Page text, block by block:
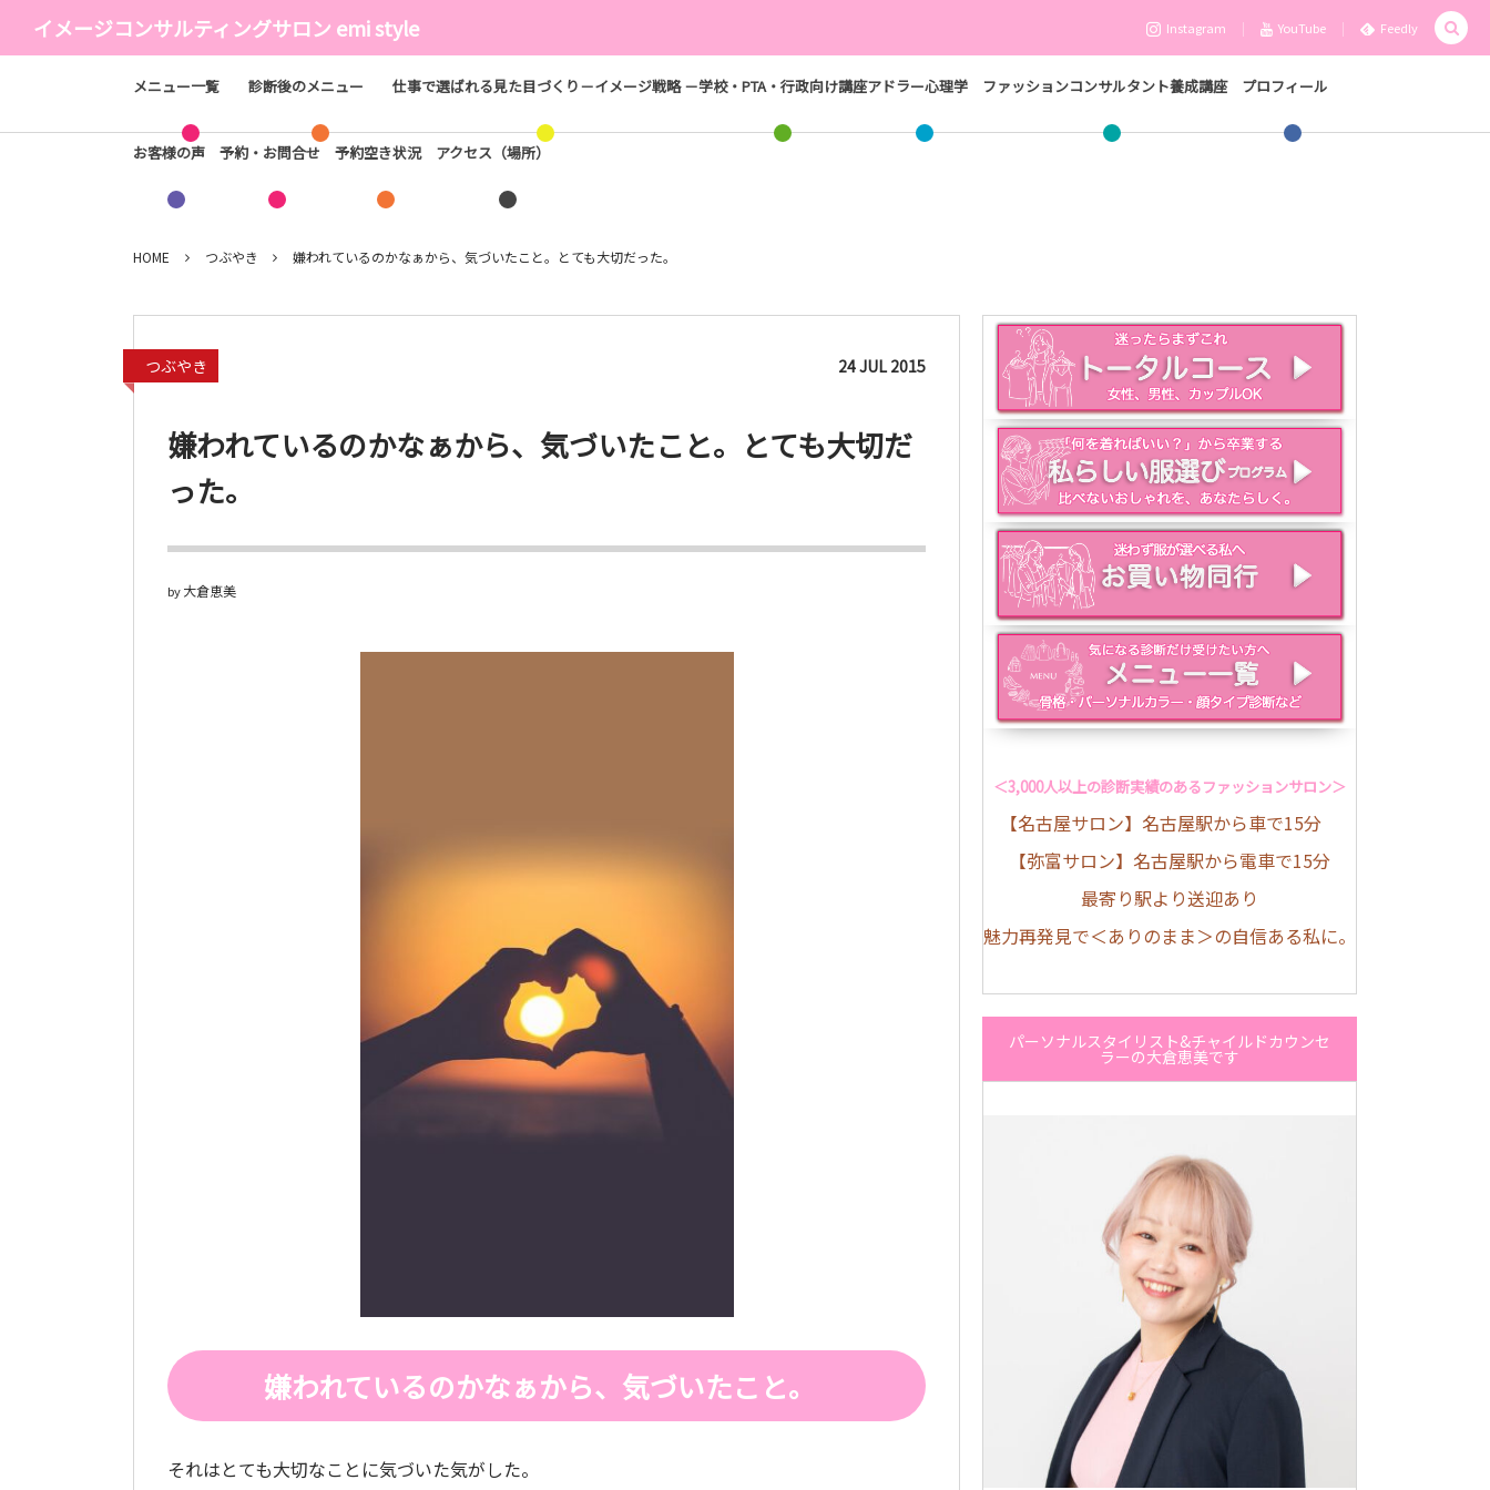
イメージコンサルティングサロン emi style Instagram YouTube Feedly
メニュー一覧 診断後のメニュー 仕事で選ばれる見た目づくり－イメージ戦略 －学校・PTA・行政向け講座アドラー心理学 ファッションコンサルタント養成講座 プロフィール
お客様の声 予約・お問合せ 予約空き状況 アクセス（場所）
HOME つぶやき 嫌われているのかなぁから、気づいたこと。とても大切だった。
つぶやき 24JUL 2015
嫌われているのかなぁから、気づいたこと。とても大切だ
った。
by大倉恵美
嫌われているのかなぁから、気づいたこと。
それはとても大切なことに気づいた気がした。
＜3,000人以上の診断実績のあるファッションサロン＞
【名古屋サロン】名古屋駅から車で15分
【弥富サロン】名古屋駅から電車で15分
最寄り駅より送迎あり
魅力再発見で＜ありのまま＞の自信ある私に。
パーソナルスタイリスト&チャイルドカウンセ
ラーの大倉恵美です